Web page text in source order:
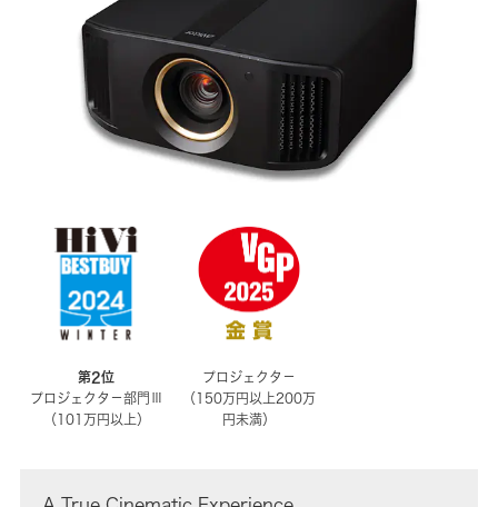
第2位
プロジェクタ－部門Ⅲ
（101万円以上）
プロジェクタ－
（150万円以上200万
円未満）